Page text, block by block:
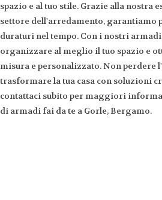
spazio e al tuo stile. Grazie alla nostra
settore dell'arredamento, garantiamo
duraturi nel tempo. Con i nostri
organizzare al meglio il tuo spazio e
misura e personalizzato. Non perdere
trasformare la tua casa con soluzioni
contattaci subito per maggiori
di armadi fai da te a Gorle, Bergamo.